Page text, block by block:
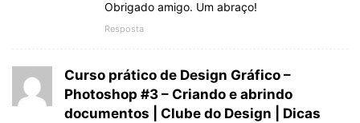
Obrigado amigo. Um abraço!
Resposta
Curso prático de Design Gráfico –
Photoshop #3 – Criando e abrindo
documentos | Clube do Design | Dicas